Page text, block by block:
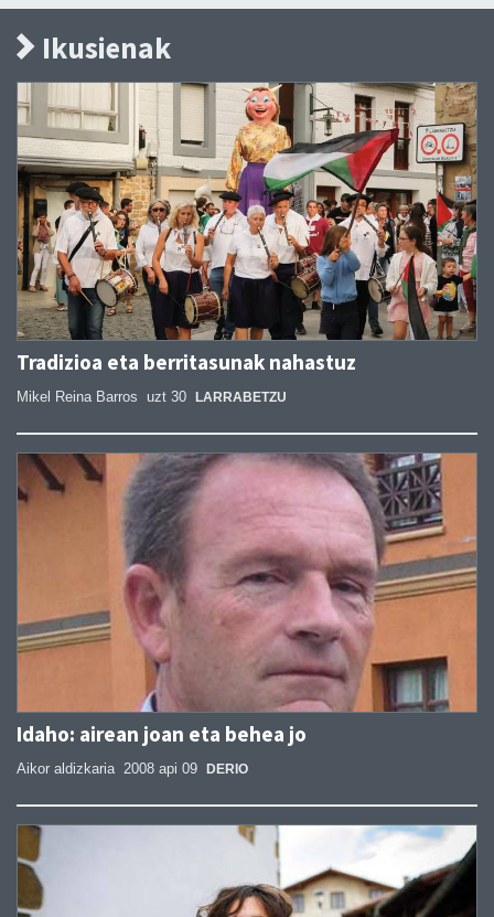
Ikusienak
Tradizioa eta berritasunak nahastuz
Mikel Reina Barros uzt 30 LARRABETZU
Idaho: airean joan eta behea jo
Aikor aldizkaria 2008 api 09 DERIO